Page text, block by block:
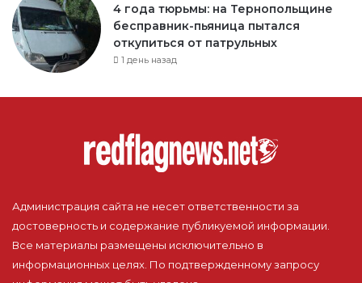
4 года тюрьмы: на Тернопольщине
бесправник-пьяница пытался
откупиться от патрульных
1 день назад
Администрация сайта не несет ответственности за
достоверность и содержание публикуемой информации.
Все материалы размещены исключительно в
информационных целях. По подтвержденному запросу